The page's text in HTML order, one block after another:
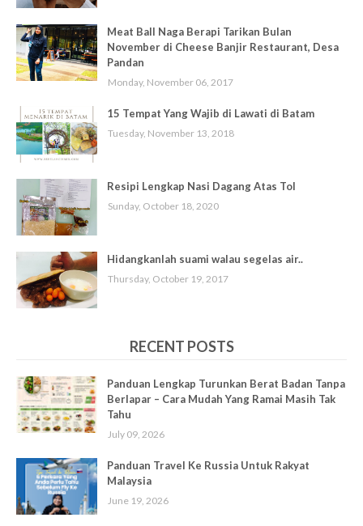
Meat Ball Naga Berapi Tarikan Bulan
November di Cheese Banjir Restaurant, Desa
Pandan
Monday, November 06, 2017
15 Tempat Yang Wajib di Lawati di Batam
Tuesday, November 13, 2018
Resipi Lengkap Nasi Dagang Atas Tol
Sunday, October 18, 2020
Hidangkanlah suami walau segelas air..
Thursday, October 19, 2017
RECENT POSTS
Panduan Lengkap Turunkan Berat Badan Tanpa
Berlapar – Cara Mudah Yang Ramai Masih Tak
Tahu
July 09, 2026
Panduan Travel Ke Russia Untuk Rakyat
Malaysia
June 19, 2026